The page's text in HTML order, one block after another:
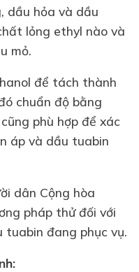
dầu hỏa và dầu
lỏng ethyl nào và
mỏ.
để tách thành
chuẩn độ bằng
phù hợp để xác
áp và dầu tuabin
dân Cộng hòa
pháp thử đối với
tuabin đang phục vụ.